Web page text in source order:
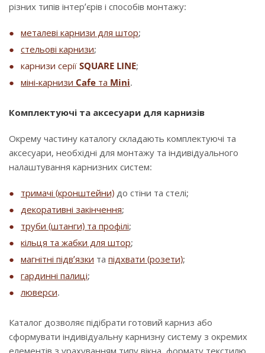
різних типів інтер’єрів і способів монтажу:
металеві карнизи для штор;
стельові карнизи;
карнизи серії SQUARE LINE;
міні-карнизи Cafe та Mini.
Комплектуючі та аксесуари для карнизів
Окрему частину каталогу складають комплектуючі та
аксесуари, необхідні для монтажу та індивідуального
налаштування карнизних систем:
тримачі (кронштейни) до стіни та стелі;
декоративні закінчення;
труби (штанги) та профілі;
кільця та жабки для штор;
магнітні підв’язки та підхвати (розети);
гардинні палиці;
люверси.
Каталог дозволяє підібрати готовий карниз або
сформувати індивідуальну карнизну систему з окремих
елементів з урахуванням типу вікна, формату текстилю